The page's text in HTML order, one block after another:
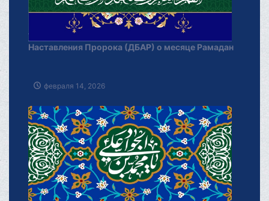
Наставления Пророка (ДБАР) о месяце Рамадан
февраля 14, 2026